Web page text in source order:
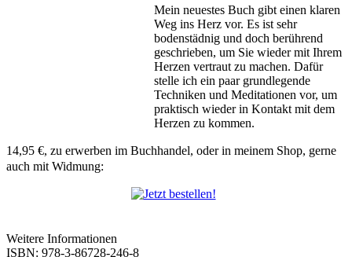
Mein neuestes Buch gibt einen klaren
Weg ins Herz vor. Es ist sehr
bodenstädnig und doch berührend
geschrieben, um Sie wieder mit Ihrem
Herzen vertraut zu machen. Dafür
stelle ich ein paar grundlegende
Techniken und Meditationen vor, um
praktisch wieder in Kontakt mit dem
Herzen zu kommen.
14,95 €, zu erwerben im Buchhandel, oder in meinem Shop, gerne
auch mit Widmung:
Weitere Informationen
ISBN: 978-3-86728-246-8